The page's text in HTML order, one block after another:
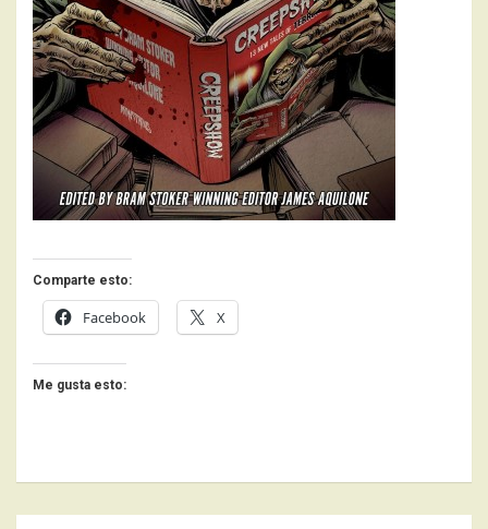
Comparte esto:
Facebook X
Me gusta esto: